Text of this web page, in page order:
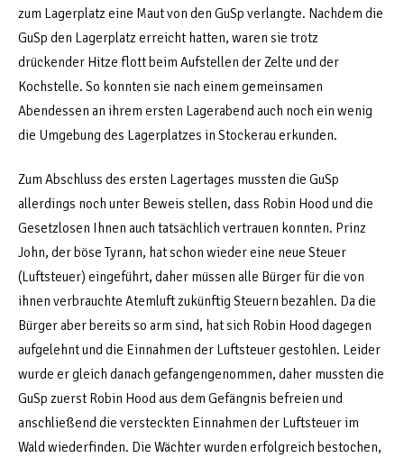
zum Lagerplatz eine Maut von den GuSp verlangte. Nachdem die
GuSp den Lagerplatz erreicht hatten, waren sie trotz
drückender Hitze flott beim Aufstellen der Zelte und der
Kochstelle. So konnten sie nach einem gemeinsamen
Abendessen an ihrem ersten Lagerabend auch noch ein wenig
die Umgebung des Lagerplatzes in Stockerau erkunden.
Zum Abschluss des ersten Lagertages mussten die GuSp
allerdings noch unter Beweis stellen, dass Robin Hood und die
Gesetzlosen Ihnen auch tatsächlich vertrauen konnten. Prinz
John, der böse Tyrann, hat schon wieder eine neue Steuer
(Luftsteuer) eingeführt, daher müssen alle Bürger für die von
ihnen verbrauchte Atemluft zukünftig Steuern bezahlen. Da die
Bürger aber bereits so arm sind, hat sich Robin Hood dagegen
aufgelehnt und die Einnahmen der Luftsteuer gestohlen. Leider
wurde er gleich danach gefangengenommen, daher mussten die
GuSp zuerst Robin Hood aus dem Gefängnis befreien und
anschließend die versteckten Einnahmen der Luftsteuer im
Wald wiederfinden. Die Wächter wurden erfolgreich bestochen,